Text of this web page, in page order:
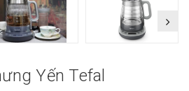
Yến Tefal